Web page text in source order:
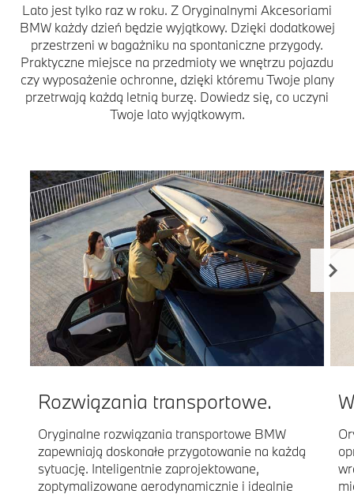
Lato jest tylko raz w roku. Z Oryginalnymi Akcesoriami
BMW każdy dzień będzie wyjątkowy. Dzięki dodatkowej
przestrzeni w bagażniku na spontaniczne przygody.
Praktyczne miejsce na przedmioty we wnętrzu pojazdu
czy wyposażenie ochronne, dzięki któremu Twoje plany
przetrwają każdą letnią burzę. Dowiedz się, co uczyni
Twoje lato wyjątkowym.
Rozwiązania transportowe.
Oryginalne rozwiązania transportowe BMW
zapewniają doskonałe przygotowanie na każdą
sytuację. Inteligentnie zaprojektowane,
zoptymalizowane aerodynamicznie i idealnie